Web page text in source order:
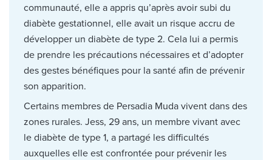
communauté, elle a appris qu’après avoir subi du
diabète gestationnel, elle avait un risque accru de
développer un diabète de type 2. Cela lui a permis
de prendre les précautions nécessaires et d’adopter
des gestes bénéfiques pour la santé afin de prévenir
son apparition.
Certains membres de Persadia Muda vivent dans des
zones rurales. Jess, 29 ans, un membre vivant avec
le diabète de type 1, a partagé les difficultés
auxquelles elle est confrontée pour prévenir les